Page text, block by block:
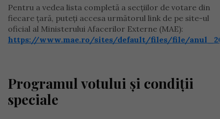
Pentru a vedea lista completă a secțiilor de votare din
fiecare țară, puteți accesa următorul link de pe site-ul
oficial al Ministerului Afacerilor Externe (MAE):
https://www.mae.ro/sites/default/files/file/
Programul votului și condiții
speciale